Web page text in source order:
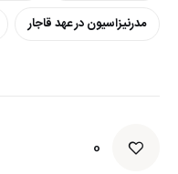
مدرنیزاسیون در عهد قاجار
0